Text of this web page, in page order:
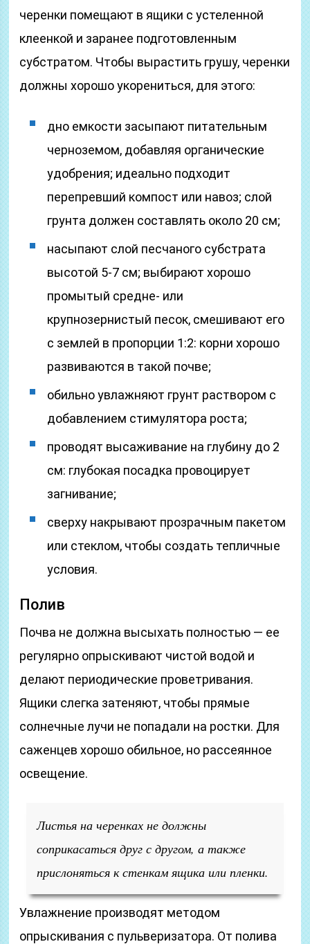
черенки помещают в ящики с устеленной
клеенкой и заранее подготовленным
субстратом. Чтобы вырастить грушу, черенки
должны хорошо укорениться, для этого:
дно емкости засыпают питательным
черноземом, добавляя органические
удобрения; идеально подходит
перепревший компост или навоз; слой
грунта должен составлять около 20 см;
насыпают слой песчаного субстрата
высотой 5-7 см; выбирают хорошо
промытый средне- или
крупнозернистый песок, смешивают его
с землей в пропорции 1:2: корни хорошо
развиваются в такой почве;
обильно увлажняют грунт раствором с
добавлением стимулятора роста;
проводят высаживание на глубину до 2
см: глубокая посадка провоцирует
загнивание;
сверху накрывают прозрачным пакетом
или стеклом, чтобы создать тепличные
условия.
Полив
Почва не должна высыхать полностью — ее
регулярно опрыскивают чистой водой и
делают периодические проветривания.
Ящики слегка затеняют, чтобы прямые
солнечные лучи не попадали на ростки. Для
саженцев хорошо обильное, но рассеянное
освещение.
Листья на черенках не должны
соприкасаться друг с другом, а также
прислоняться к стенкам ящика или пленки.
Увлажнение производят методом
опрыскивания с пульверизатора. От полива